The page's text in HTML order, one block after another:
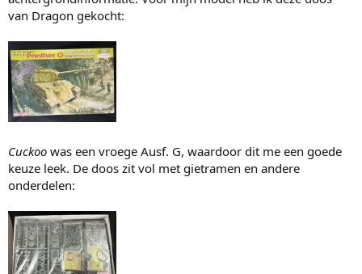
van Dragon gekocht:
Cuckoo was een vroege Ausf. G, waardoor dit me een goede
keuze leek. De doos zit vol met gietramen en andere
onderdelen: